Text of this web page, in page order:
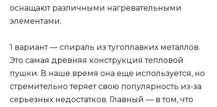
оснащают различными нагревательными
элементами.
1 вариант — спираль из тугоплавких металлов.
Это самая древняя конструкция тепловой
пушки. В наше время она еще используется, но
стремительно теряет свою популярность из-за
серьезных недостатков. Главный — в том, что